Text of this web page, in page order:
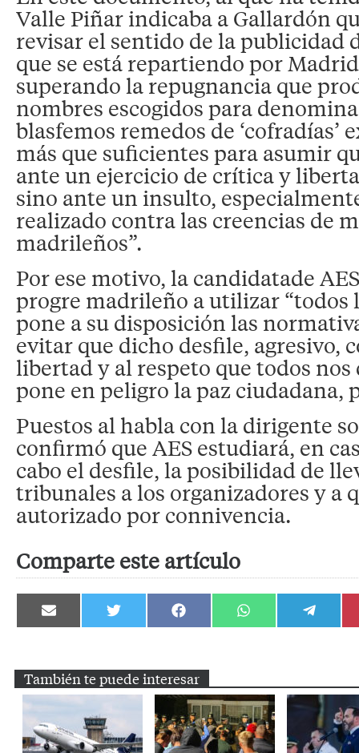
Valle Piñar indicaba a Gallardón
revisar el sentido de la publicidad
que se está repartiendo por
superando la repugnancia que
nombres escogidos para
blasfemos remedos de ‘cofradías’
más que suficientes para asumir
ante un ejercicio de crítica y
sino ante un insulto,
realizado contra las creencias de
madrileños”.
Por ese motivo, la candidatade
progre madrileño a utilizar “todos
pone a su disposición las
evitar que dicho desfile, agresivo,
libertad y al respeto que todos nos
pone en peligro la paz ciudadana,
Puestos al habla con la dirigente
confirmó que AES estudiará, en
cabo el desfile, la posibilidad de
tribunales a los organizadores y a
autorizado por connivencia.
Comparte este artículo
Compartir
en
Compartir
en
Compartir
en
Compartir
en
Compartir
en
También te puede interesar